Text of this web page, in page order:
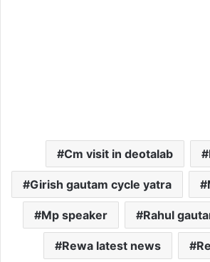
Cm visit in deotalab
Girish gautam cycle yatra
Mp speaker Rahul
Rewa latest news